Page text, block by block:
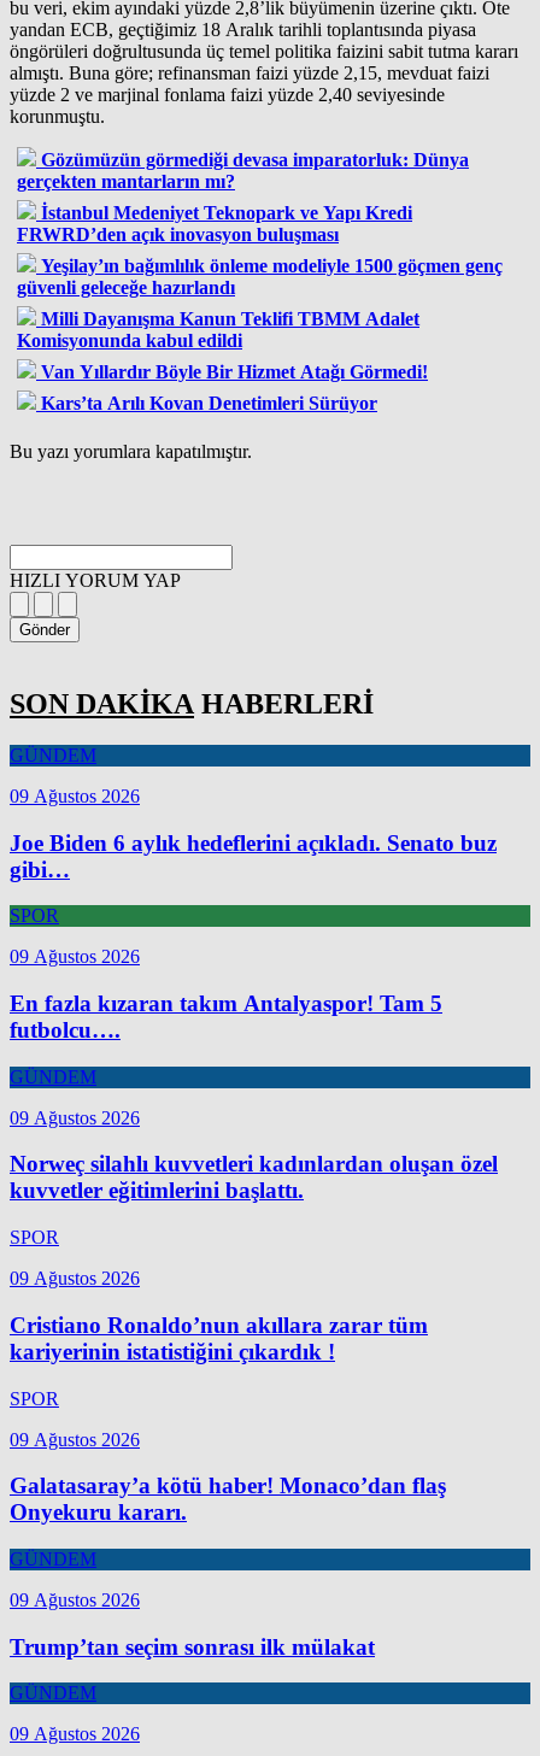
bu veri, ekim ayındaki yüzde 2,8’lik büyümenin üzerine çıktı. Öte
yandan ECB, geçtiğimiz 18 Aralık tarihli toplantısında piyasa
öngörüleri doğrultusunda üç temel politika faizini sabit tutma kararı
almıştı. Buna göre; refinansman faizi yüzde 2,15, mevduat faizi
yüzde 2 ve marjinal fonlama faizi yüzde 2,40 seviyesinde
korunmuştu.
Gözümüzün görmediği devasa imparatorluk: Dünya
gerçekten mantarların mı?
İstanbul Medeniyet Teknopark ve Yapı Kredi
FRWRD’den açık inovasyon buluşması
Yeşilay’ın bağımlılık önleme modeliyle 1500 göçmen genç
güvenli geleceğe hazırlandı
Milli Dayanışma Kanun Teklifi TBMM Adalet
Komisyonunda kabul edildi
Van Yıllardır Böyle Bir Hizmet Atağı Görmedi!
Kars’ta Arılı Kovan Denetimleri Sürüyor
Bu yazı yorumlara kapatılmıştır.
HIZLI YORUM YAP
Gönder
SON DAKİKA HABERLERİ
GÜNDEM
09 Ağustos 2026
Joe Biden 6 aylık hedeflerini açıkladı. Senato buz
gibi…
SPOR
09 Ağustos 2026
En fazla kızaran takım Antalyaspor! Tam 5
futbolcu….
GÜNDEM
09 Ağustos 2026
Norweç silahlı kuvvetleri kadınlardan oluşan özel
kuvvetler eğitimlerini başlattı.
SPOR
09 Ağustos 2026
Cristiano Ronaldo’nun akıllara zarar tüm
kariyerinin istatistiğini çıkardık !
SPOR
09 Ağustos 2026
Galatasaray’a kötü haber! Monaco’dan flaş
Onyekuru kararı.
GÜNDEM
09 Ağustos 2026
Trump’tan seçim sonrası ilk mülakat
GÜNDEM
09 Ağustos 2026